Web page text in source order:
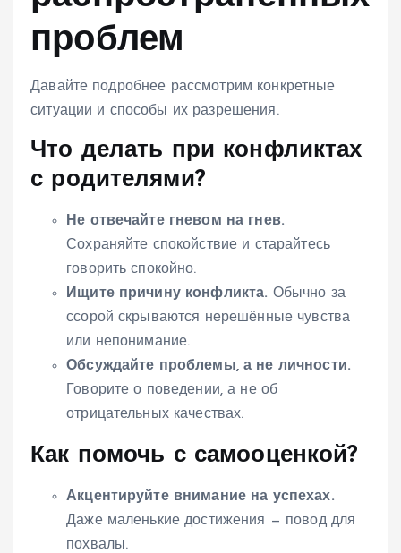
проблем
Давайте подробнее рассмотрим конкретные
ситуации и способы их разрешения.
Что делать при конфликтах
с родителями?
Не отвечайте гневом на гнев.
Сохраняйте спокойствие и старайтесь
говорить спокойно.
Ищите причину конфликта. Обычно за
ссорой скрываются нерешённые чувства
или непонимание.
Обсуждайте проблемы, а не личности.
Говорите о поведении, а не об
отрицательных качествах.
Как помочь с самооценкой?
Акцентируйте внимание на успехах.
Даже маленькие достижения — повод для
похвалы.